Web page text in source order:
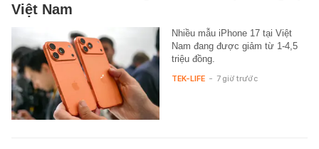
Việt Nam
Nhiều mẫu iPhone 17 tại Việt
Nam đang được giảm từ 1-4,5
triệu đồng.
TEK-LIFE - 7 giờ trước